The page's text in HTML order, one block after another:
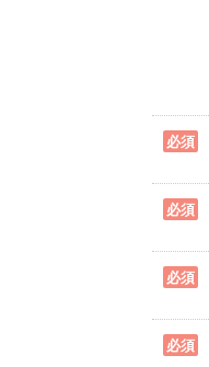
必須
必須
必須
必須